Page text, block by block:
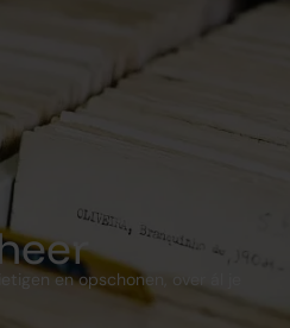
en opschonen, over ál je